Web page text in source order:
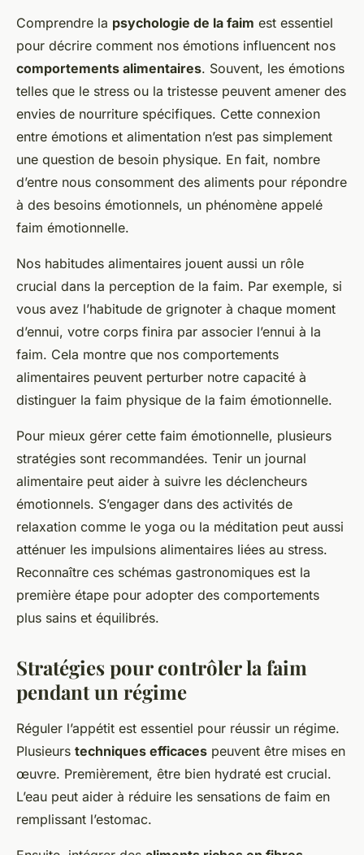
Comprendre la psychologie de la faim est essentiel
pour décrire comment nos émotions influencent nos
comportements alimentaires. Souvent, les émotions
telles que le stress ou la tristesse peuvent amener des
envies de nourriture spécifiques. Cette connexion
entre émotions et alimentation n’est pas simplement
une question de besoin physique. En fait, nombre
d’entre nous consomment des aliments pour répondre
à des besoins émotionnels, un phénomène appelé
faim émotionnelle.
Nos habitudes alimentaires jouent aussi un rôle
crucial dans la perception de la faim. Par exemple, si
vous avez l’habitude de grignoter à chaque moment
d’ennui, votre corps finira par associer l’ennui à la
faim. Cela montre que nos comportements
alimentaires peuvent perturber notre capacité à
distinguer la faim physique de la faim émotionnelle.
Pour mieux gérer cette faim émotionnelle, plusieurs
stratégies sont recommandées. Tenir un journal
alimentaire peut aider à suivre les déclencheurs
émotionnels. S’engager dans des activités de
relaxation comme le yoga ou la méditation peut aussi
atténuer les impulsions alimentaires liées au stress.
Reconnaître ces schémas gastronomiques est la
première étape pour adopter des comportements
plus sains et équilibrés.
Stratégies pour contrôler la faim
pendant un régime
Réguler l’appétit est essentiel pour réussir un régime.
Plusieurs techniques efficaces peuvent être mises en
œuvre. Premièrement, être bien hydraté est crucial.
L’eau peut aider à réduire les sensations de faim en
remplissant l’estomac.